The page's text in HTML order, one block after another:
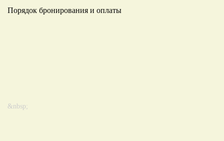
Порядок бронирования и оплаты
&nbsp;